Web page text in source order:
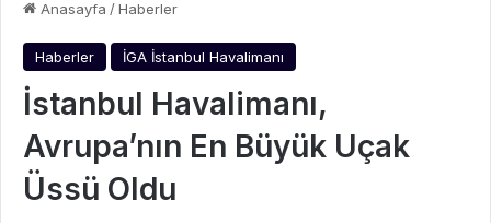
Anasayfa /Haberler
Haberler İGA İstanbul Havalimanı
İstanbul Havalimanı,
Avrupa’nın En Büyük Uçak
Üssü Oldu